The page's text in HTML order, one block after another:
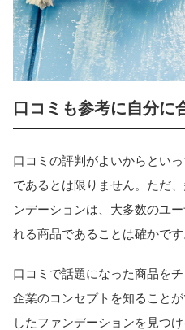
口コミも参考に自分に
口コミの評判がよいからとい
であるとは限りません。ただ
ンデーションは、大多数のユ
れる商品であることは確かです
口コミで話題になった商品を
企業のコンセプトを知ること
したファンデーションを見つ